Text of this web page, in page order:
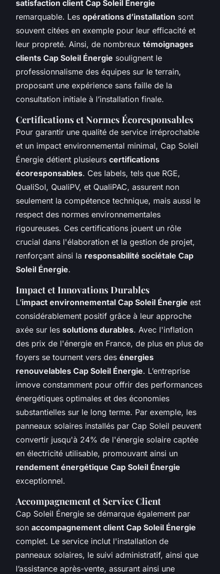
satisfaction client Cap Soleil Énergie
remarquable. Les opérations d’installation sont
souvent citées en exemple pour leur efficacité et
leur propreté. Ainsi, de nombreux témoignages
clients Cap Soleil Énergie soulignent le
professionnalisme des équipes sur le terrain,
proposant une expérience sans faille de la
consultation initiale à l’installation finale.
Certifications et Normes Écoresponsables
Pour garantir une qualité de service irréprochable
et un impact environnemental minimal, Cap Soleil
Énergie détient plusieurs certifications
écoresponsables. Ces labels, tels que RGE,
QualiSol, QualiPV, et QualiPAC, assurent non
seulement la compétence technique, mais aussi le
respect des normes environnementales
rigoureuses. Ces certifications jouent un rôle
crucial dans l'élaboration et la gestion de projet,
renforçant ainsi la responsabilité sociétale Cap
Soleil Énergie.
Impact et Innovations Durables
L’impact environnemental Cap Soleil Énergie est
considérablement positif grâce à leur approche
axée sur les solutions durables. Avec l'inflation
des prix de l'énergie en France, de plus en plus de
foyers se tournent vers des énergies
renouvelables Cap Soleil Énergie. L’entreprise
innove constamment pour offrir des performances
énergétiques optimales et des économies
substantielles sur le long terme. Par exemple, les
panneaux solaires installés par Cap Soleil peuvent
convertir jusqu'à 24% de l'énergie solaire captée
en électricité utilisable, promouvant ainsi un
rendement énergétique Cap Soleil Énergie
exceptionnel.
Accompagnement et Service Client
Cap Soleil Énergie se démarque également par
son accompagnement client Cap Soleil Énergie
complet. Le service inclut l'installation de
panneaux solaires, le suivi administratif, ainsi que
l’assistance après-vente, assurant ainsi une